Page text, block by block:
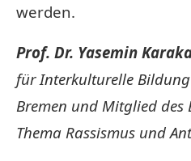
werden.
Prof. Dr. Yasemin
für Interkulturelle
Bremen und Mitglied des
Thema Rassismus und